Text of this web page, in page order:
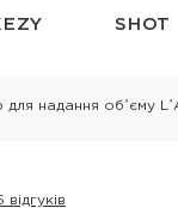
SHOT
для надання обʼєму
відгуків